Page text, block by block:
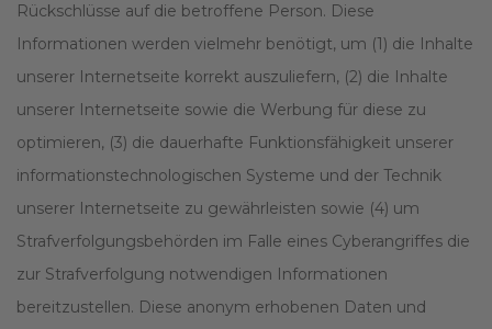
Rückschlüsse auf die betroffene Person. Diese
Informationen werden vielmehr benötigt, um (1) die Inhalte
unserer Internetseite korrekt auszuliefern, (2) die Inhalte
unserer Internetseite sowie die Werbung für diese zu
optimieren, (3) die dauerhafte Funktionsfähigkeit unserer
informationstechnologischen Systeme und der Technik
unserer Internetseite zu gewährleisten sowie (4) um
Strafverfolgungsbehörden im Falle eines Cyberangriffes die
zur Strafverfolgung notwendigen Informationen
bereitzustellen. Diese anonym erhobenen Daten und